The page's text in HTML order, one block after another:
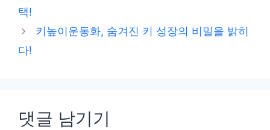
택!
키높이운동화, 숨겨진 키 성장의 비밀을 밝히
다!
댓글 남기기